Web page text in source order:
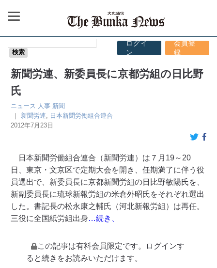
ログイ
ン
会員登
録
新聞労連、新委員長に京都労組の日比野
氏
ニュース 人事 新聞
｜ 新聞労連
日本新聞労働組合連合
2012年7月23日
日本新聞労働組合連合（新聞労連）は７月19～20
日、東京・文京区で定期大会を開き、任期満了に伴う役
員選出で、新委員長に京都新聞労組の日比野敏陽氏を、
新副委員長に琉球新報労組の米倉外昭氏をそれぞれ選出
した。書記長の松永康之輔氏（河北新報労組）は再任。
三役に全国紙労組出身…続き、
この記事は有料会員限定です。ログインす
ると続きをお読みいただけます。